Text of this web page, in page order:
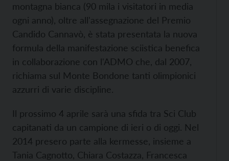
montagna bianca (90 mila i visitatori in media
ogni anno), oltre all'assegnazione del Premio
Candido Cannavò, è stata presentata la nuova
formula della manifestazione sciistica benefica
in collaborazione con l'ADMO che, dal 2007,
richiama sul Monte Bondone tanti olimpionici
azzurri di varie discipline.
Il prossimo 4 aprile sarà una sfida tra Sci Club
capitanati da un campione di ieri o di oggi. Nel
2014 presero parte alla kermesse, insieme a
Tania Cagnotto, Chiara Costazza, Francesca